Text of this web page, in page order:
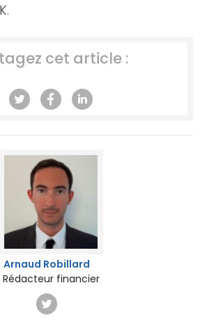
cet article :
Arnaud Robillard
financier